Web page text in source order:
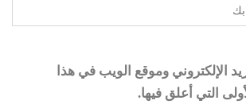
الإلكتروني وموقع الويب في هذا
التي أعلق فيها.